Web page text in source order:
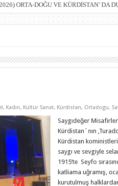
PAYLAŞIM SİLAHLANMA VE
, Kadın, Kültür Sanat, Kürdistan, Ortadogu,
Saygıdeğer
Kürdistan´nın
Kürdistan
saygı ve sevgiyle
1915’te Seyfo
katliama uğramış,
kurutulmuş